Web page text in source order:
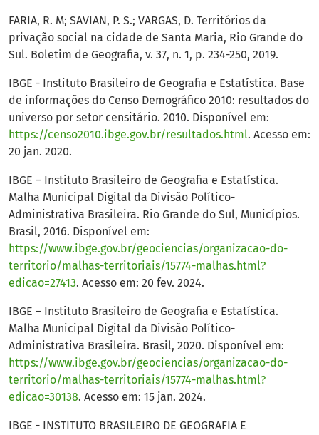
FARIA, R. M; SAVIAN, P. S.; VARGAS, D. Territórios da
privação social na cidade de Santa Maria, Rio Grande do
Sul. Boletim de Geografia, v. 37, n. 1, p. 234-250, 2019.
IBGE - Instituto Brasileiro de Geografia e Estatística. Base
de informações do Censo Demográfico 2010: resultados do
universo por setor censitário. 2010. Disponível em:
https://censo2010.ibge.gov.br/resultados.html. Acesso em:
20 jan. 2020.
IBGE – Instituto Brasileiro de Geografia e Estatística.
Malha Municipal Digital da Divisão Político-
Administrativa Brasileira. Rio Grande do Sul, Municípios.
Brasil, 2016. Disponível em:
https://www.ibge.gov.br/geociencias/organizacao-do-
territorio/malhas-territoriais/15774-malhas.html?
edicao=27413. Acesso em: 20 fev. 2024.
IBGE – Instituto Brasileiro de Geografia e Estatística.
Malha Municipal Digital da Divisão Político-
Administrativa Brasileira. Brasil, 2020. Disponível em:
https://www.ibge.gov.br/geociencias/organizacao-do-
territorio/malhas-territoriais/15774-malhas.html?
edicao=30138. Acesso em: 15 jan. 2024.
IBGE - INSTITUTO BRASILEIRO DE GEOGRAFIA E